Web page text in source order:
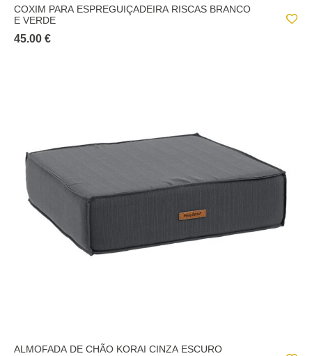
COXIM PARA ESPREGUIÇADEIRA RISCAS BRANCO
E VERDE
45.00 €
ALMOFADA DE CHÃO KORAI CINZA ESCURO